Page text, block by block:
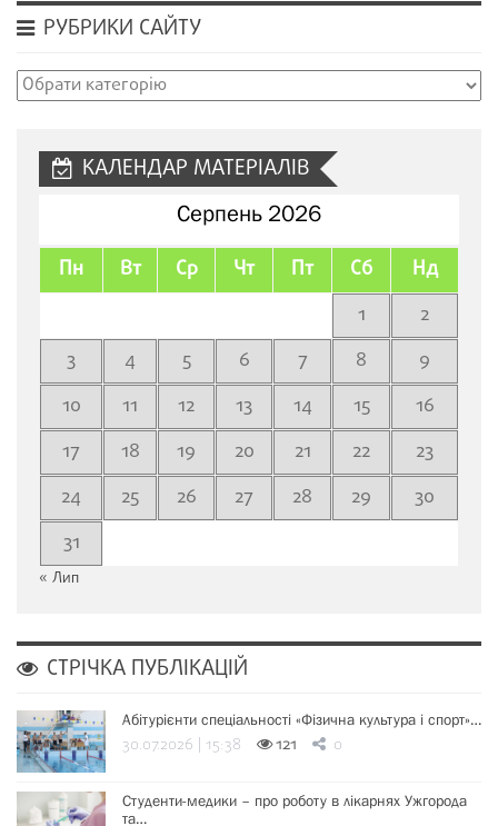
РУБРИКИ САЙТУ
Рубрики
КАЛЕНДАР МАТЕРІАЛІВ
Серпень 2026
Пн Вт Ср Чт Пт Сб Нд
1
2
3
4 5 6 7 8
9
10
11 12 13 14 15
16
17
18 19 20 21 22
23
24
25 26 27 28 29
30
31
« Лип
СТРІЧКА ПУБЛІКАЦІЙ
Абітурієнти спеціальності «Фізична культура і спорт»…
30.07.2026 | 15:38 121 0
Студенти-медики – про роботу в лікарнях Ужгорода
та…